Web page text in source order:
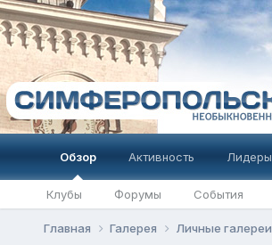
Обзор
Клубы Форумы События
Активность Лидеры
Главная Галерея Личные галереи